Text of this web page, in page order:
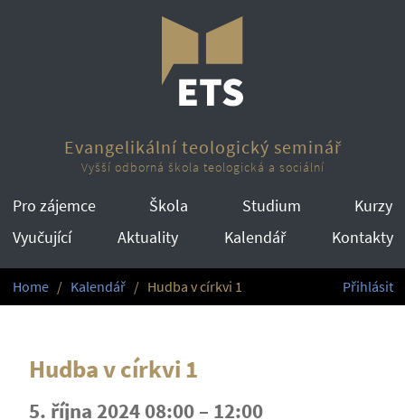
Evangelikální teologický seminář
Vyšší odborná škola teologická a sociální
Pro zájemce Škola Studium
Kurzy
Vyučující
Aktuality Kalendář Kontakty
Home Kalendář Hudba v církvi 1 Přihlásit
Hudba v církvi 1
5. října 2024 08:00 – 12:00